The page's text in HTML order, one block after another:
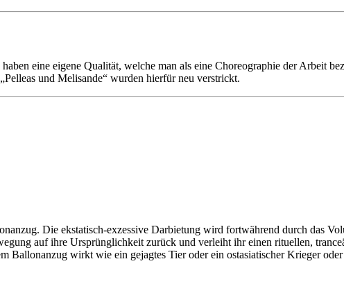
eine eigene Qualität, welche man als eine Choreographie der Arbeit
und Melisande“ wurden hierfür neu verstrickt.
Die ekstatisch-exzessive Darbietung wird fortwährend durch das
auf ihre Ursprünglichkeit zurück und verleiht ihr einen rituellen,
Ballonanzug wirkt wie ein gejagtes Tier oder ein ostasiatischer Krieger